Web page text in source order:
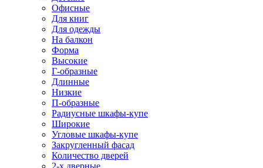
Офисные
Для книг
Для одежды
На балкон
Форма
Высокие
Г-образные
Длинные
Низкие
П-образные
Радиусные шкафы-купе
Широкие
Угловые шкафы-купе
Закругленный фасад
Количество дверей
2-х дверные